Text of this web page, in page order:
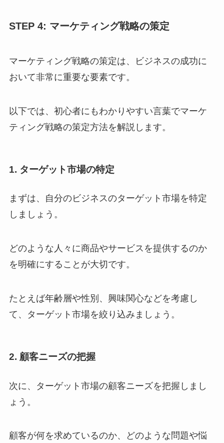
STEP 4: マーケティング戦略の策定
マーケティング戦略の策定は、ビジネスの成功に
おいて非常に重要な要素です。
以下では、初心者にもわかりやすい言葉でマーケ
ティング戦略の策定方法を解説します。
1. ターゲット市場の特定
まずは、自分のビジネスのターゲット市場を特定
しましょう。
どのような人々に商品やサービスを提供するのか
を明確にすることが大切です。
たとえば年齢層や性別、興味関心などを考慮し
て、ターゲット市場を絞り込みましょう。
2. 顧客ニーズの把握
次に、ターゲット市場の顧客ニーズを把握しまし
ょう。
顧客が何を求めているのか、どのような問題や悩